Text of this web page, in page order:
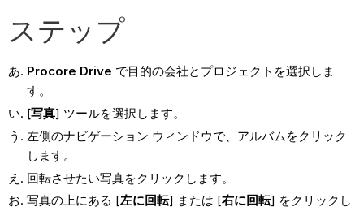
ステップ
Procore Drive で目的の会社とプロジェクトを選択しま
す。
[写真] ツールを選択します。
左側のナビゲーション ウィンドウで、アルバムをクリック
します。
回転させたい写真をクリックします。
写真の上にある [左に回転] または [右に回転] をクリックし